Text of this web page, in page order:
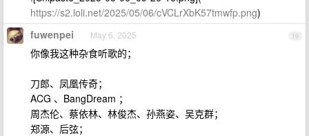
https://s2.loli.net/2025/05/06/cVCLrXbK57tmwfp.png)
19
fuwenpei May 6, 2025
你像我这种杂食听歌的；
刀郎、凤凰传奇；
ACG 、BangDream ；
周杰伦、蔡依林、林俊杰、孙燕姿、吴克群；
郑源、后弦；